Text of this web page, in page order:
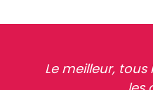
Le meilleur,